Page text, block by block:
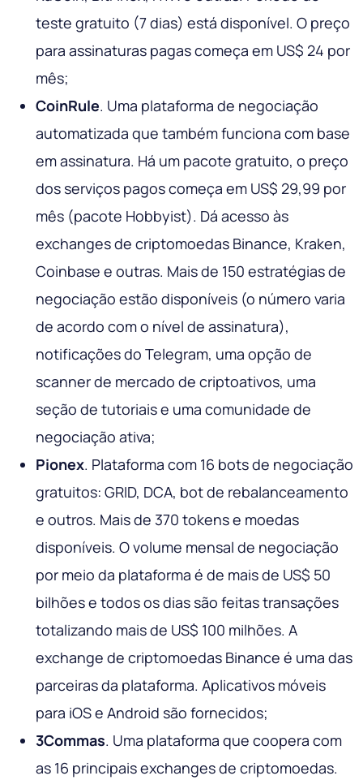
teste gratuito (7 dias) está disponível. O preço
para assinaturas pagas começa em US$ 24 por
mês;
CoinRule. Uma plataforma de negociação
automatizada que também funciona com base
em assinatura. Há um pacote gratuito, o preço
dos serviços pagos começa em US$ 29,99 por
mês (pacote Hobbyist). Dá acesso às
exchanges de criptomoedas Binance, Kraken,
Coinbase e outras. Mais de 150 estratégias de
negociação estão disponíveis (o número varia
de acordo com o nível de assinatura),
notificações do Telegram, uma opção de
scanner de mercado de criptoativos, uma
seção de tutoriais e uma comunidade de
negociação ativa;
Pionex. Plataforma com 16 bots de negociação
gratuitos: GRID, DCA, bot de rebalanceamento
e outros. Mais de 370 tokens e moedas
disponíveis. O volume mensal de negociação
por meio da plataforma é de mais de US$ 50
bilhões e todos os dias são feitas transações
totalizando mais de US$ 100 milhões. A
exchange de criptomoedas Binance é uma das
parceiras da plataforma. Aplicativos móveis
para iOS e Android são fornecidos;
3Commas. Uma plataforma que coopera com
as 16 principais exchanges de criptomoedas.